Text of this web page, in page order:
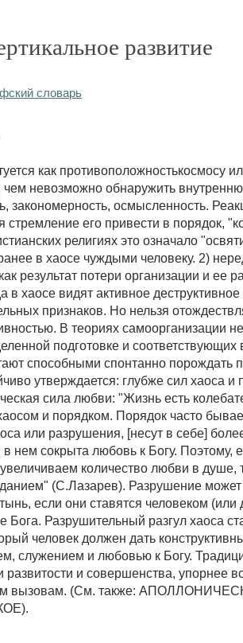
развитие
словарь
как противоположностькосмосу
чем невозможно обнаружить
закономерность, осмысленность.
стремление его привести в порядок,
религиях это означало
в хаосе чуждыми человеку. 2)
результат потери организации и ее
в хаосе видят активное
признаков. Но нельзя
В теориях самоорганизации
подготовке и
способными спонтанно порождать
утверждается: глубже сил хаоса и
сила любви: "Жизнь есть
и порядком. Порядок часто
или разрушения, [несут в себе]
в нем сокрыта любовь к Богу. Поэтому,
количество любви в душе,
(С.Лазарев). Разрушение может
если они ставятся человеком (или
Бога. Разрушительный разгул хаоса
человек должен дать
служением и любовью к Богу.
развитости и совершенства, упорнее
вызовам. (См. также: